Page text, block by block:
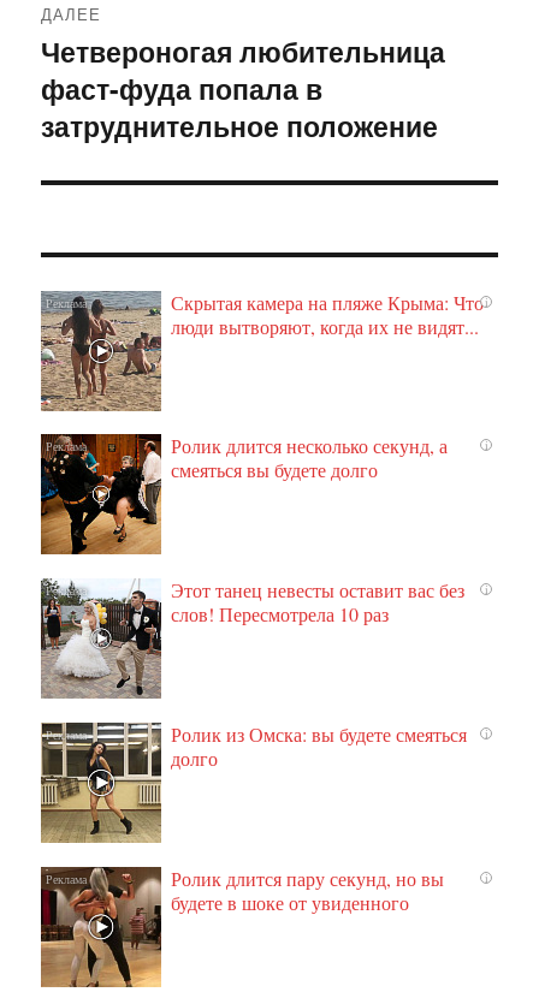
ДАЛЕЕ
Следующая
запись:
Четвероногая любительница
фаст-фуда попала в
затруднительное положение
i
Скрытая камера на пляже Крыма: Что
люди вытворяют, когда их не видят...
i
Ролик длится несколько секунд, а
смеяться вы будете долго
i
Этот танец невесты оставит вас без
слов! Пересмотрела 10 раз
i
Ролик из Омска: вы будете смеяться
долго
i
Ролик длится пару секунд, но вы
будете в шоке от увиденного